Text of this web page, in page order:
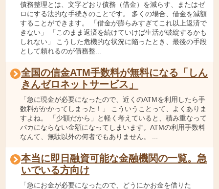
債務整理とは、文字どおり債務（借金）を減らす、またはゼ
ロにする法的な手続きのことです。 多くの場合、借金を減額
することができます。 「借金が膨らみすぎてこれ以上返済で
きない」 「このまま返済を続けていけば生活が破綻するかも
しれない」 こうした危機的な状況に陥ったとき、最後の手段
として頼れるのが債務整...
全国の信金ATM手数料が無料になる「しん
きんゼロネットサービス」
「急に現金が必要になったので、近くのATMを利用したら手
数料がかかってしまった！」 こういうことって、よくありま
すよね。 「少額だから」と軽く考えていると、積み重なって
バカにならない金額になってしまいます。ATMの利用手数料
なんて、無駄以外の何者でもありません。 ...
本当に即日融資可能な金融機関の一覧。急
いでいる方向け
「急にお金が必要になったので、どうにかお金を借りた